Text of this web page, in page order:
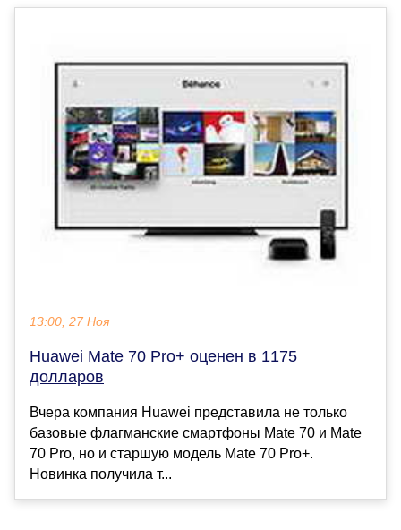
13:00, 27 Ноя
Huawei Mate 70 Pro+ оценен в 1175
долларов
Вчера компания Huawei представила не только
базовые флагманские смартфоны Mate 70 и Mate
70 Pro, но и старшую модель Mate 70 Pro+.
Новинка получила т...